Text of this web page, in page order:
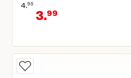
4.95
Oorspronkelijke prijs € 4,95
3.99
Huidige